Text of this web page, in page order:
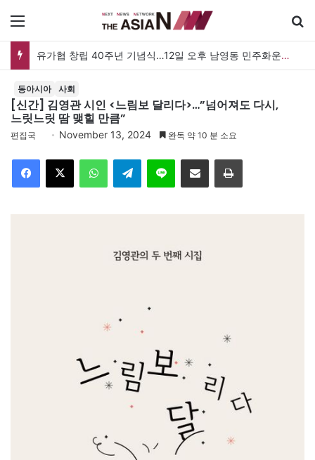
[아시아라운드업 20260807] 미얀마 대통령, 태국과 정상회담…아세안 관계개선 모색
동아시아 사회
[신간] 김영관 시인 <느림보 달리다>…”넘어져도 다시,
느릿느릿 땀 맺힐 만큼”
편집국 November 13, 2024 완독 약 10 분 소요
Telegram 이메일